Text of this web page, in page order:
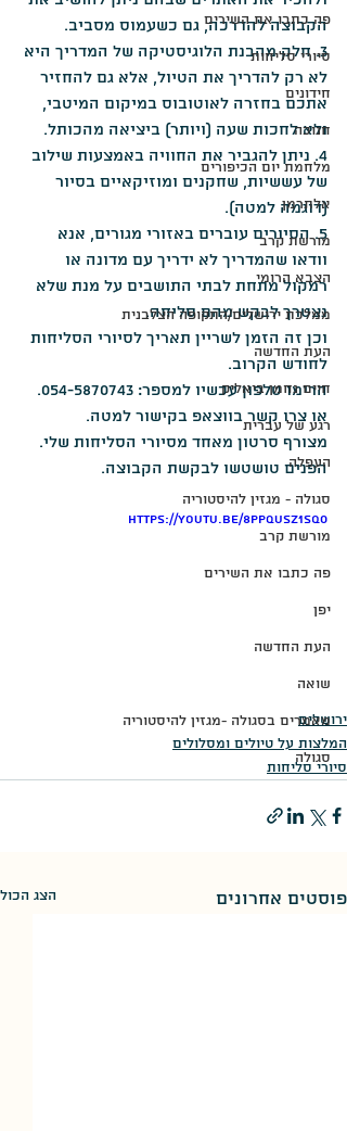
פה כתבו את השירים
סיורי סליחות
חידונים
חנוכה
מלחמת יום הכיפורים
אלתרמן
מורשת קרב
הצבא הרומי
ממלכת ירושלים/התקופה הצלבנית
העת החדשה
חיים נחמן ביאליק
רגע של עברית
העפלה
סגולה - מגזין להיסטוריה
מורשת קרב
פה כתבו את השירים
יפן
העת החדשה
שואה
מאמרים בסגולה -מגזין להיסטוריה
סגולה
הקבוצה להדרכה, גם כשעמוס מסביב.
3. חלק מהבנת הלוגיסטיקה של המדריך היא
לא רק להדריך את הטיול, אלא גם להחזיר
אתכם בחזרה לאוטובוס במיקום המיטבי,
ולא לחכות שעה (ויותר) ביציאה מהכותל.
4. ניתן להגביר את החוויה באמצעות שילוב
של עששיות, שחקנים ומוזיקאיים בסיור
(דוגמה למטה).
5. הסיורים עוברים באזורי מגורים, אנא
וודאו שהמדריך לא ידריך עם מדונה או
רמקול מתחת לבתי התושבים על מנת שלא
נצטרך לבקש מהם סליחה.
וכן זה הזמן לשריין תאריך לסיורי הסליחות
לחודש הקרוב.
הרימו טלפון עכשיו למספר: 054-5870743.
או צרו קשר בווצאפ בקישור למטה.
מצורף סרטון מאחד מסיורי הסליחות שלי.
הפנים טושטשו לבקשת הקבוצה.
https://youtu.be/8pPqUSZ1SQ0
ירושלים
המלצות על טיולים ומסלולים
סיורי סליחות
פוסטים אחרונים הצג הכול